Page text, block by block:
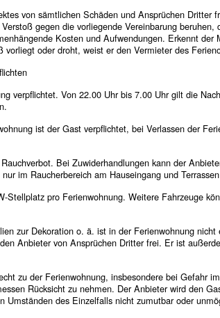
von sämtlichen Schäden und Ansprüchen Dritter
gegen die vorliegende Vereinbarung
Kosten und Aufwendungen. Erkennt
vorliegt oder droht, weist er den Vermieter des
verpflichtet. Von 22.00 Uhr bis 7.00 Uhr gilt die
ist der Gast verpflichtet, bei Verlassen der
Bei Zuwiderhandlungen kann der
im Raucherbereich am Hauseingang und
Stellplatz pro Ferienwohnung. Weitere Fahrzeuge
zur Dekoration o. ä. ist in der Ferienwohnung
Anbieter von Ansprüchen Dritter frei. Er ist
zu der Ferienwohnung, insbesondere bei Gefahr
Rücksicht zu nehmen. Der Anbieter wird den
Umständen des Einzelfalls nicht zumutbar oder